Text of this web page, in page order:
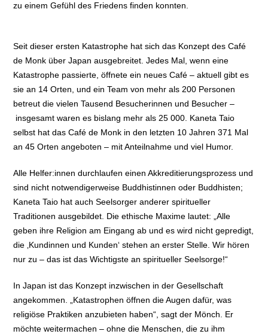
zu einem Gefühl des Friedens finden konnten.
Seit dieser ersten Katastrophe hat sich das Konzept des Café
de Monk über Japan ausgebreitet. Jedes Mal, wenn eine
Katastrophe passierte, öffnete ein neues Café – aktuell gibt es
sie an 14 Orten, und ein Team von mehr als 200 Personen
betreut die vielen Tausend Besucherinnen und Besucher –
insgesamt waren es bislang mehr als 25 000. Kaneta Taio
selbst hat das Café de Monk in den letzten 10 Jahren 371 Mal
an 45 Orten angeboten – mit Anteilnahme und viel Humor.
Alle Helfer:innen durchlaufen einen Akkreditierungsprozess und
sind nicht notwendigerweise Buddhistinnen oder Buddhisten;
Kaneta Taio hat auch Seelsorger anderer spiritueller
Traditionen ausgebildet. Die ethische Maxime lautet: „Alle
geben ihre Religion am Eingang ab und es wird nicht gepredigt,
die ‚Kundinnen und Kunden‘ stehen an erster Stelle. Wir hören
nur zu – das ist das Wichtigste an spiritueller Seelsorge!“
In Japan ist das Konzept inzwischen in der Gesellschaft
angekommen. „Katastrophen öffnen die Augen dafür, was
religiöse Praktiken anzubieten haben“, sagt der Mönch. Er
möchte weitermachen – ohne die Menschen, die zu ihm